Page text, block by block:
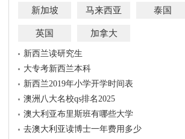
新加坡 马来西亚 泰国
英国 加拿大
新西兰读研究生
大专考新西兰本科
新西兰2019年小学开学时间表
澳洲八大名校qs排名2025
澳大利亚布里斯班有哪些大学
去澳大利亚读博士一年费用多少